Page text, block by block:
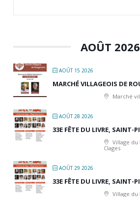
AOÛT 2026
AOÛT 15 2026
MARCHÉ VILLAGEOIS DE
Marché
AOÛT 28 2026
33E FÊTE DU LIVRE, SAINT-
Village du
Clages
AOÛT 29 2026
33E FÊTE DU LIVRE, SAINT-
Village du